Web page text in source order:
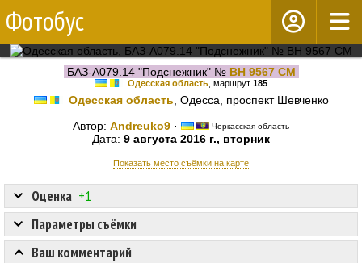
Фотобус
БАЗ-А079.14 "Подснежник" № BH 9567 CM
Одесская область , маршрут 185
Одесская область , Одесса, проспект Шевченко
Автор: Andreuko9 · Черкасская область
Дата: 9 августа 2016 г., вторник
Показать место съёмки на карте
Оценка +1
Параметры съёмки
Ваш комментарий